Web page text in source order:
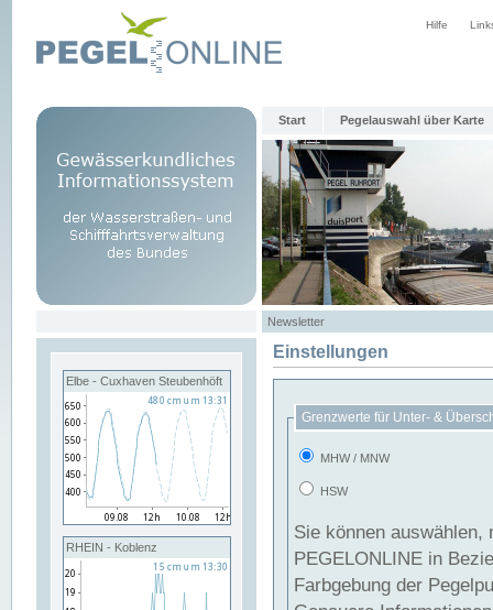
Hilfe
Start Pegelauswahl über Karte
Newsletter
Elbe - Cuxhaven Steubenhöft
RHEIN - Koblenz
Einstellungen
Grenzwerte für Unter- &
MHW / MNW
HSW
Sie können
PEGELONLINE in Beziehung
Farbgebung der